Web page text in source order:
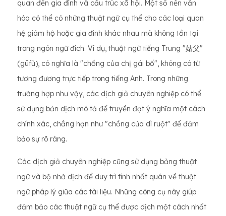
quan đến gia đình và cấu trúc xã hội. Một số nền văn
hóa có thể có những thuật ngữ cụ thể cho các loại quan
hệ giám hộ hoặc gia đình khác nhau mà không tồn tại
trong ngôn ngữ đích. Ví dụ, thuật ngữ tiếng Trung "姑父"
(gūfù), có nghĩa là "chồng của chị gái bố", không có từ
tương đương trực tiếp trong tiếng Anh. Trong những
trường hợp như vậy, các dịch giả chuyên nghiệp có thể
sử dụng bản dịch mô tả để truyền đạt ý nghĩa một cách
chính xác, chẳng hạn như "chồng của dì ruột" để đảm
bảo sự rõ ràng.
Các dịch giả chuyên nghiệp cũng sử dụng bảng thuật
ngữ và bộ nhớ dịch để duy trì tính nhất quán về thuật
ngữ pháp lý giữa các tài liệu. Những công cụ này giúp
đảm bảo các thuật ngữ cụ thể được dịch một cách nhất